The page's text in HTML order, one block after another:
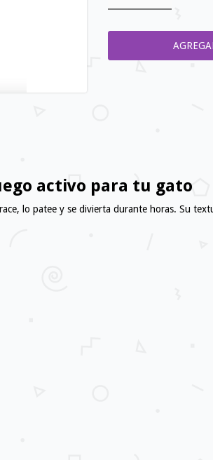
activo para tu gato
lo patee y se divierta durante horas. Su